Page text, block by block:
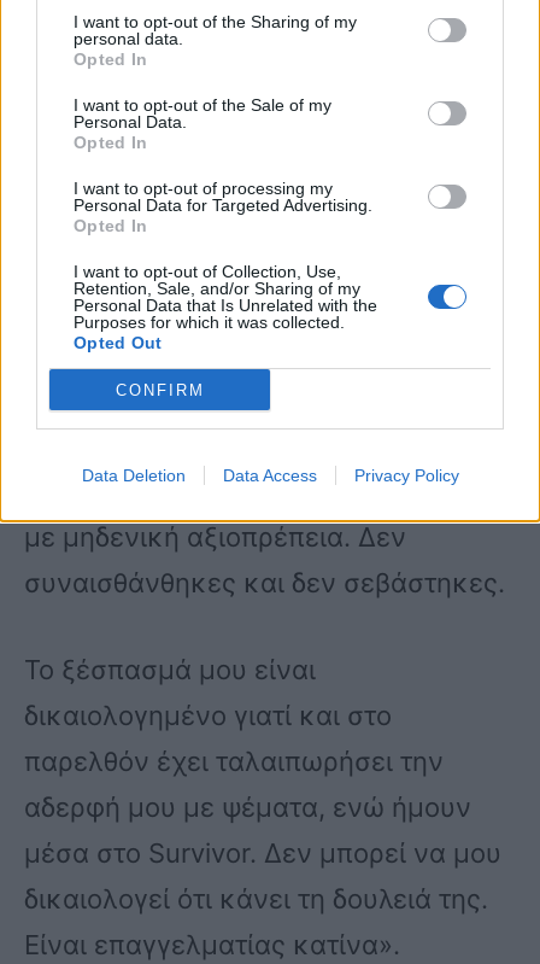
I want to opt-out of the Sharing of my
personal data.
Opted In
I want to opt-out of the Sale of my
Personal Data.
Opted In
I want to opt-out of processing my
Personal Data for Targeted Advertising.
Opted In
I want to opt-out of Collection, Use,
Retention, Sale, and/or Sharing of my
Personal Data that Is Unrelated with the
Purposes for which it was collected.
Opted Out
CONFIRM
Data Deletion Data Access Privacy Policy
κυρίου Μικρούτσικου. Αν μου είχαν
αστείο θα έκανε;».
Ο Σπύρος Μαρτίκας είπε επίσης: «Έχει
αποδείξει η συγκεκριμένη πώς με
ψέματα δημιουργεί εντυπώσεις,
αναπαράγει ψέματα για να κάνει
νούμερα. Πώς θέλετε να αντιδράσω
κατίνα της ελληνικής τηλεόρασης και
με μηδενική αξιοπρέπεια. Δεν
συναισθάνθηκες και δεν σεβάστηκες.
Το ξέσπασμά μου είναι
δικαιολογημένο γιατί και στο
παρελθόν έχει ταλαιπωρήσει την
αδερφή μου με ψέματα, ενώ ήμουν
μέσα στο Survivor. Δεν μπορεί να μου
δικαιολογεί ότι κάνει τη δουλειά της.
Είναι επαγγελματίας κατίνα».